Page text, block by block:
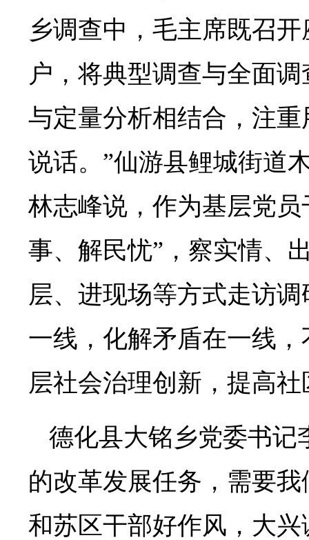
乡调查中，毛主席既召
户，将典型调查与全面
与定量分析相结合，注
说话。”仙游县鲤城街道
林志峰说，作为基层党
事、解民忧”，察实情、
层、进现场等方式走访
一线，化解矛盾在一线
层社会治理创新，提高
德化县大铭乡党委书记
的改革发展任务，需要
和苏区干部好作风，大